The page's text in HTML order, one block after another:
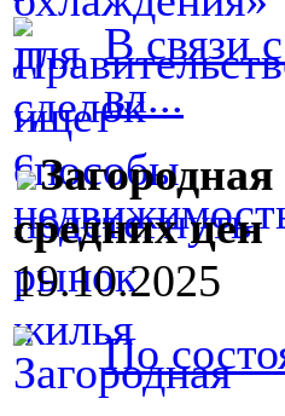
В связи
вл...
средних цен
19.10.2025
По